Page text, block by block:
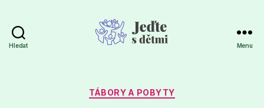
Hledat Menu
Rubriky
TÁBORY A POBYTY